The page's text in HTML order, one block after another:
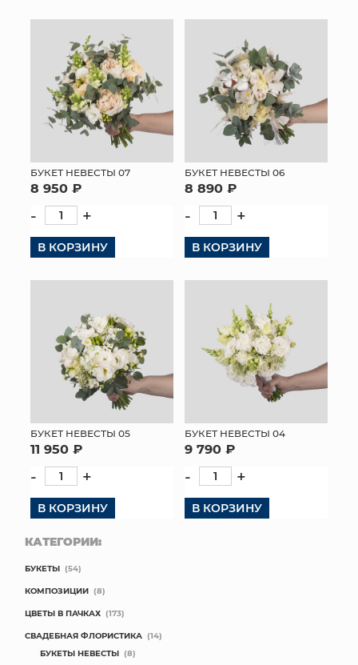
БУКЕТ НЕВЕСТЫ 07
8 950 ₽
- +
В КОРЗИНУ
БУКЕТ НЕВЕСТЫ 06
8 890 ₽
- +
В КОРЗИНУ
БУКЕТ НЕВЕСТЫ 05
11 950 ₽
- +
В КОРЗИНУ
БУКЕТ НЕВЕСТЫ 04
9 790 ₽
- +
В КОРЗИНУ
КАТЕГОРИИ:
БУКЕТЫ (54)
КОМПОЗИЦИИ (8)
ЦВЕТЫ В ПАЧКАХ (173)
СВАДЕБНАЯ ФЛОРИСТИКА (14)
БУКЕТЫ НЕВЕСТЫ (8)